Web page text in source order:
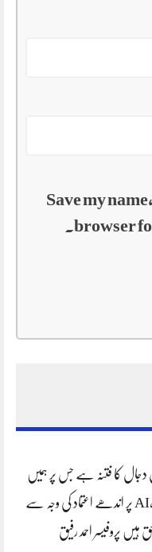
Save my
browser
دجال کا فتنہ ہے جس پر ہمیں
فتح حاصل ہو گی،AI پر اندھے اعتماد کی وجہ سے
پروفیسر احمد رفیق